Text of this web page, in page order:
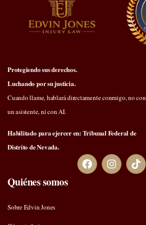
Protegiendo sus derechos.
Luchando por su justicia.
Cuando llame, hablará directamente conmigo, no con
un asistente, ni con AI.
Habilitado para ejercer en: Tribunal Federal de
Distrito de Nevada.
Quiénes somos
Sobre Edvin Jones